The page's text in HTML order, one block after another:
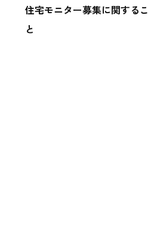
住宅モニター募集に関するこ
と